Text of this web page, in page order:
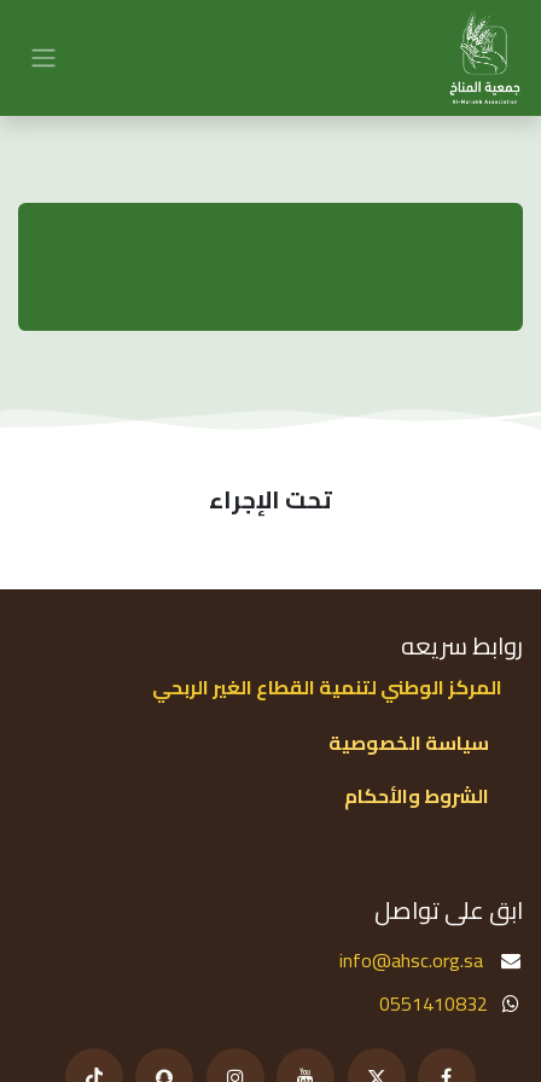
تحت الإجراء
ابق على تواصل
0551410832
روابط سريعه
المركزالوطني لتنمية القطاع الغير الربحي
سياسة الخصوصية​​
الشروط والأحكام